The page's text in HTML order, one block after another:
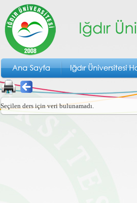
Seçilen ders için veri bulunamadı.